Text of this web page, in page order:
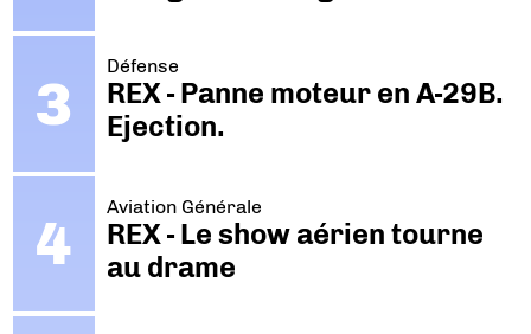
Défense
REX - Panne moteur en A-29B.
Ejection.
Aviation Générale
REX - Le show aérien tourne
au drame